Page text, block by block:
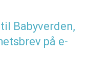
Babyverden,
på e-